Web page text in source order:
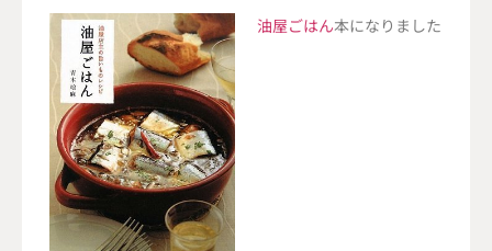
油屋ごはん本になりました